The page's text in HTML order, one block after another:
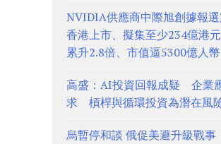
NVIDIA供應商中際旭創據報
香港上市、擬集至少234億港
累升2.8倍、市值逼5300億人幣
高盛：AI投資回報成疑 企業
求 槓桿與循環投資為潛在風
烏暫停和談 俄促美避升級戰事